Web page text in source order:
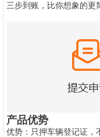
三步到账，比你想象的更
产品优势
优势：只押车辆登记证，